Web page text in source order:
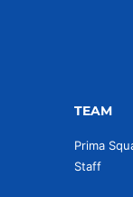
TEAM
Prima
Staff